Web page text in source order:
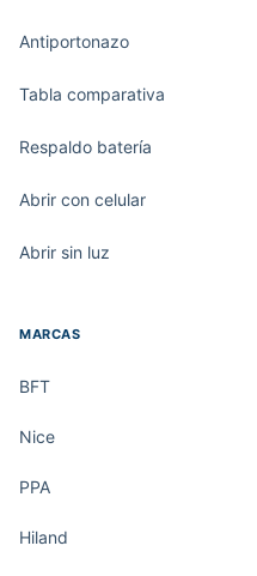
Antiportonazo
Tabla comparativa
Respaldo batería
Abrir con celular
Abrir sin luz
MARCAS
BFT
Nice
PPA
Hiland